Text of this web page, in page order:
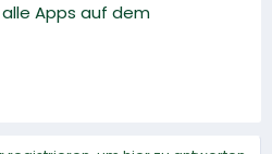
Apps auf dem